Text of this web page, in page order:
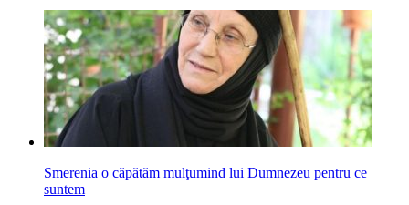
Smerenia o căpătăm mulţumind lui Dumnezeu pentru ce
suntem